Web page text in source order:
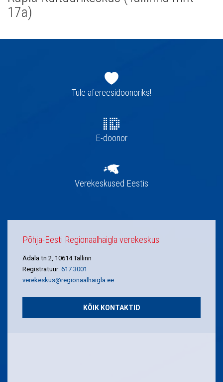
17a)
navigatsioonTule afereesidoonoriks!
E-doonor
Verekeskused Eestis
Põhja-Eesti Regionaalhaigla verekeskus
Ädala tn 2, 10614 Tallinn
Registratuur: 617 3001
verekeskus@regionaalhaigla.ee
KÕIK KONTAKTID